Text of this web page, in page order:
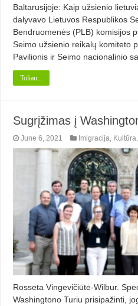
Baltarusijoje: Kaip užsienio
dalyvavo Lietuvos Respublikos
Bendruomenės (PLB) komisijos
Seimo užsienio reikalų komiteto
Pavilionis ir Seimo nacionalinio
Toliau...
Sugrįžimas į
June 6, 2021 Imigracija, Kultūra,
Rosseta Vingevičiūtė-Wilbur.
Washingtono Turiu prisipažinti,